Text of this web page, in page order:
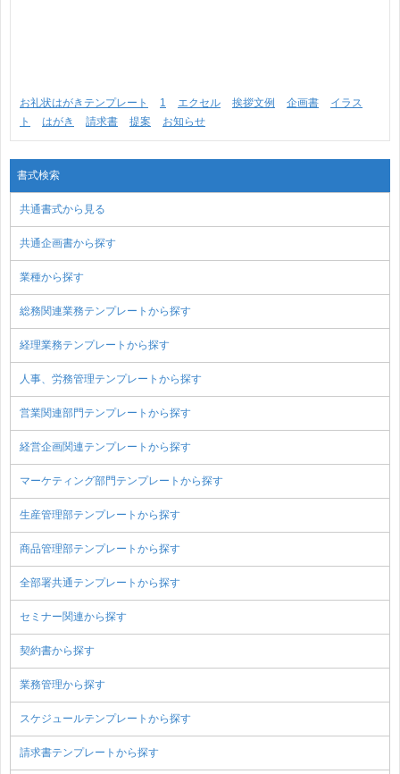
お礼状はがきテンプレート 1 エクセル 挨拶文例 企画書
イラス
ト
はがき 請求書 提案 お知らせ
書式検索
共通書式から見る
共通企画書から探す
業種から探す
総務関連業務テンプレートから探す
経理業務テンプレートから探す
人事、労務管理テンプレートから探す
営業関連部門テンプレートから探す
経営企画関連テンプレートから探す
マーケティング部門テンプレートから探す
生産管理部テンプレートから探す
商品管理部テンプレートから探す
全部署共通テンプレートから探す
セミナー関連から探す
契約書から探す
業務管理から探す
スケジュールテンプレートから探す
請求書テンプレートから探す